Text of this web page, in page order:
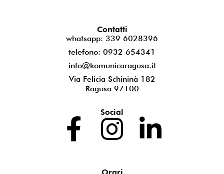
Contatti
whatsapp: 339 6028396
telefono: 0932 654341
info@komunicaragusa.it
Via Felicia Schininà 182
Ragusa 97100
Social